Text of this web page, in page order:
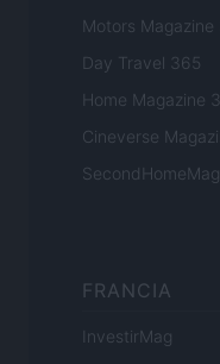
Motors Magazine
Day Travel 365
Home Magazine
Cineverse
FRANCIA
InvestirMag